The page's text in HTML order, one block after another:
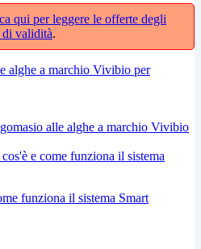
qui per leggere le offerte degli
validità.
alle alghe a marchio Vivibio
e come funziona il sistema